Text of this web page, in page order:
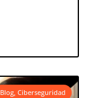
Blog Ciberseguridad